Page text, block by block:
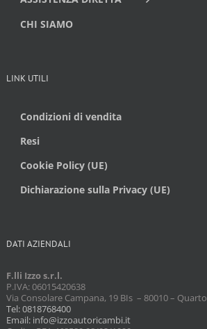
CHI SIAMO
LINK UTILI
Condizioni di vendita
Resi
Cookie Policy (UE)
Dichiarazione sulla Privacy (UE)
DATI AZIENDALI
F.lli Izzo s.r.l.
P.IVA: 06015420638
Via Consolare Campana, 19 BIs – 80010 – Quarto
Tel: 0818768400
Email: info@izzoautoricambi.it